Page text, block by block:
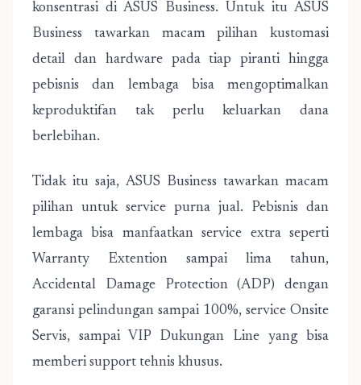
konsentrasi di ASUS Business. Untuk itu ASUS
Business tawarkan macam pilihan kustomasi
detail dan hardware pada tiap piranti hingga
pebisnis dan lembaga bisa mengoptimalkan
keproduktifan tak perlu keluarkan dana
berlebihan.
Tidak itu saja, ASUS Business tawarkan macam
pilihan untuk service purna jual. Pebisnis dan
lembaga bisa manfaatkan service extra seperti
Warranty Extention sampai lima tahun,
Accidental Damage Protection (ADP) dengan
garansi pelindungan sampai 100%, service Onsite
Servis, sampai VIP Dukungan Line yang bisa
memberi support tehnis khusus.